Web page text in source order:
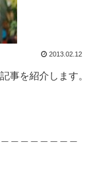
2013.02.12
事を紹介します。